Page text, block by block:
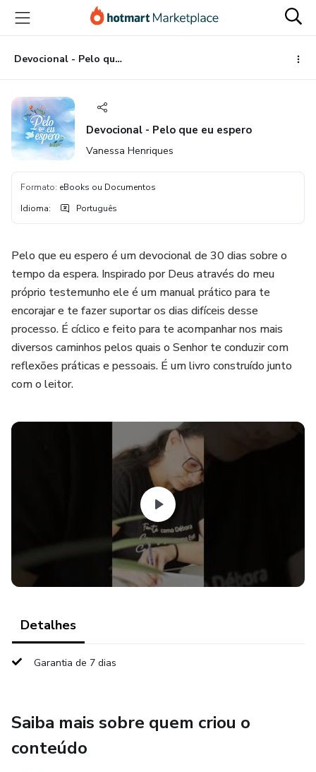
para
conteúdo
principal
para
pagamento
para
rodapé
Devocional - Pelo que eu espero
Devocional - Pelo que eu espero
Vanessa Henriques
Formato: eBooks ou Documentos
Idioma: Português
Pelo que eu espero é um devocional de 30 dias sobre o
tempo da espera. Inspirado por Deus através do meu
próprio testemunho ele é um manual prático para te
encorajar e te fazer suportar os dias difíceis desse
processo. É cíclico e feito para te acompanhar nos mais
diversos caminhos pelos quais o Senhor te conduzir com
reflexões práticas e pessoais. É um livro construído junto
com o leitor.
Detalhes
Garantia de 7 dias
Saiba mais sobre quem criou o
conteúdo